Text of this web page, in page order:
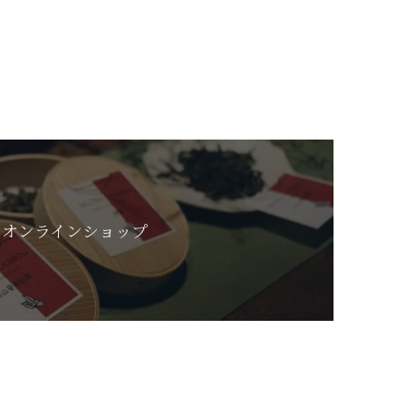
オンラインショップ